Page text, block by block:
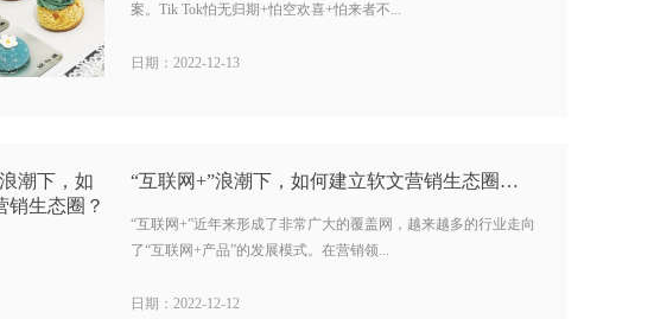
案。Tik Tok怕无归期+怕空欢喜+怕来者不...
日期：2022-12-13
“互联网+”浪潮下，如何建立软文营销生态圈？…
“互联网+”近年来形成了非常广大的覆盖网，越来越多的行业走向
了“互联网+产品”的发展模式。在营销领...
日期：2022-12-12